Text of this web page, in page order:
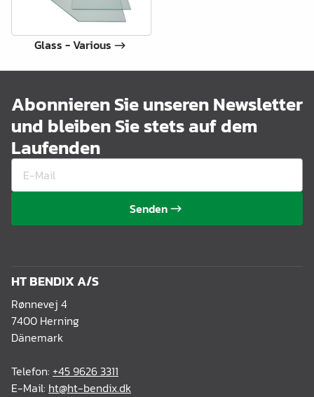
Glass - Various
Abonnieren Sie unseren Newsletter
und bleiben Sie stets auf dem
Laufenden
Senden
HT BENDIX A/S
Rønnevej 4
7400 Herning
Dänemark
Telefon: +45 9626 3311
E-Mail: ht@ht-bendix.dk